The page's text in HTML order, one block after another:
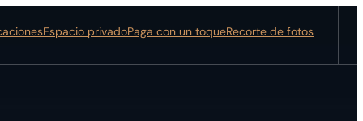
Espacio privadoPaga con un toqueRecorte de fotos